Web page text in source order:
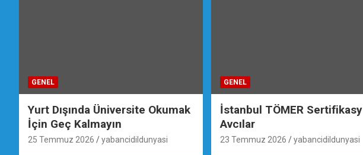
GENEL
Yurt Dışında Üniversite Okumak
İçin Geç Kalmayın
25 Temmuz 2026 yabancidildunyasi
GENEL
İstanbul TÖMER Sertifikasy
Avcılar
23 Temmuz 2026 yabancidildunyasi